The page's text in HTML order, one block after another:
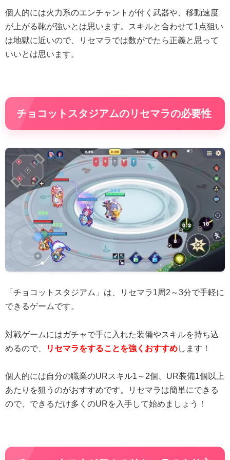
個人的には火力系のエンチャントが付く武器や、移動速度
が上がる靴が強いとは思います。スキルと合わせて1点狙い
は地獄に近いので、リセマラでは数がでたら正義と思って
いいとは思います。
チョコットスタジアムのリセマラの必要性
「チョコットスタジアム」は、リセマラ1周2～3分で手軽に
できるゲームです。
対戦ゲームにはガチャで手に入れた装備やスキルを持ち込
めるので、
リセマラをすることを強くおすすめします！
個人的には自分の職業のURスキル1～2個、UR装備1個以上
あたりを狙うのがおすすめです。リセマラは簡単にできる
ので、できるだけ多くのURを入手して始めましょう！